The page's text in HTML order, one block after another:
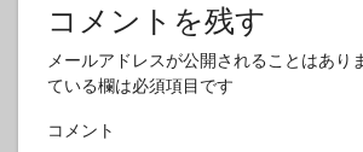
コメントを残す
メールアドレスが公開されることはあり
ている欄は必須項目です
コメント